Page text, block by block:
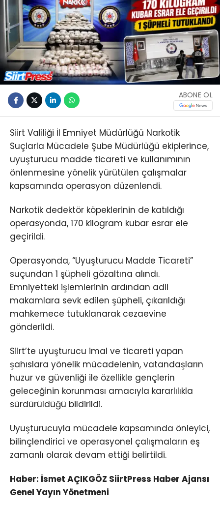
ABONE OL
Siirt Valiliği İl Emniyet Müdürlüğü Narkotik
Suçlarla Mücadele Şube Müdürlüğü ekiplerince,
uyuşturucu madde ticareti ve kullanımının
önlenmesine yönelik yürütülen çalışmalar
kapsamında operasyon düzenlendi.
Narkotik dedektör köpeklerinin de katıldığı
operasyonda, 170 kilogram kubar esrar ele
geçirildi.
Operasyonda, “Uyuşturucu Madde Ticareti”
suçundan 1 şüpheli gözaltına alındı.
Emniyetteki işlemlerinin ardından adli
makamlara sevk edilen şüpheli, çıkarıldığı
mahkemece tutuklanarak cezaevine
gönderildi.
Siirt’te uyuşturucu imal ve ticareti yapan
şahıslara yönelik mücadelenin, vatandaşların
huzur ve güvenliği ile özellikle gençlerin
geleceğinin korunması amacıyla kararlılıkla
sürdürüldüğü bildirildi.
Uyuşturucuyla mücadele kapsamında önleyici,
bilinçlendirici ve operasyonel çalışmaların eş
zamanlı olarak devam ettiği belirtildi.
Haber: İsmet AÇIKGÖZ SiirtPress Haber Ajansı
Genel Yayın Yönetmeni